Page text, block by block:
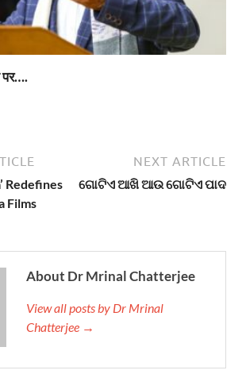
पर….
Redefines
Films
NEXT ARTICLE
ଗୋଟିଏ ଆଖି ଆଉ ଗୋଟିଏ ପାଦ
About Dr Mrinal Chatterjee
View all posts by Dr Mrinal
Chatterjee →